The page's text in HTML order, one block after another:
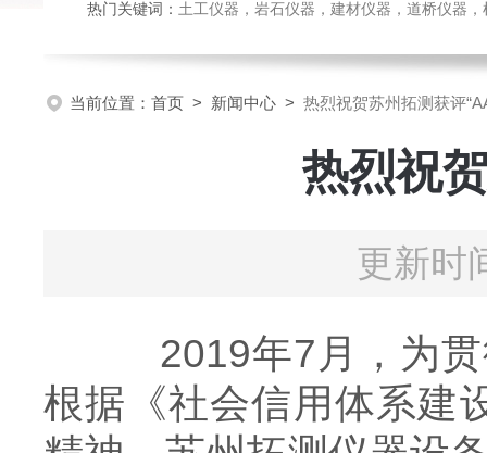
热门关键词： 土工仪器，岩石仪器，建材仪器，道桥仪器，检测
当前位置： 首页 > 新闻中心 > 热烈祝贺苏州拓测获评
热烈祝
更新时
2019年7月，为贯
根据《社会信用体系建